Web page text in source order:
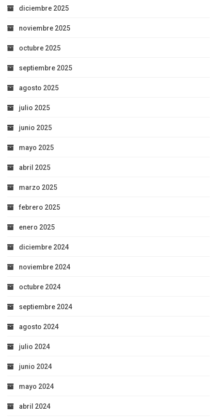
diciembre 2025
noviembre 2025
octubre 2025
septiembre 2025
agosto 2025
julio 2025
junio 2025
mayo 2025
abril 2025
marzo 2025
febrero 2025
enero 2025
diciembre 2024
noviembre 2024
octubre 2024
septiembre 2024
agosto 2024
julio 2024
junio 2024
mayo 2024
abril 2024